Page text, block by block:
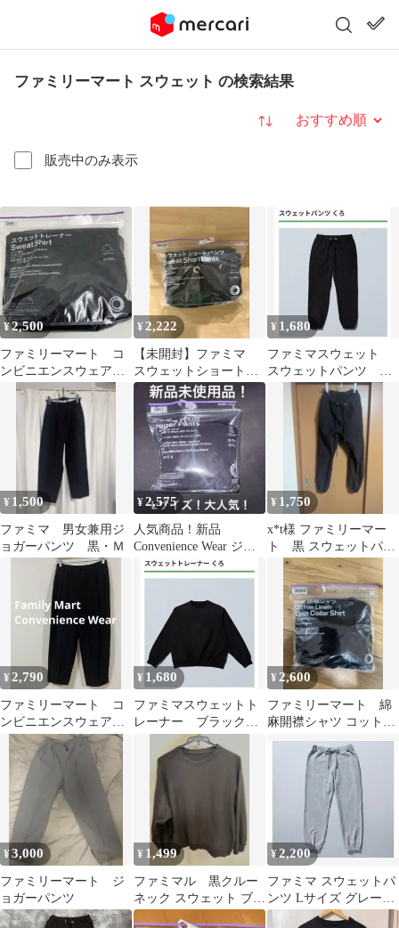
ファミリーマート スウェット の検索結果
販売中のみ表示
並び替え
¥2,500
ファミリーマート コ
ンビニエンスウェア
スウェットトレーナ
ー 新品
¥ 2,222
【未開封】ファミマ
スウェットショートパ
ンツ Lサイズ
¥ 1,680
ファミマスウェット
スウェットパンツ M
ブラック
¥ 1,500
ファミマ 男女兼用ジ
ョガーパンツ 黒・Ｍ
¥2,575
人気商品！新品
Convenience Wear ジョ
ガーパンツ 黒 L
¥ 1,750
x*t様 ファミリーマー
ト 黒 スウェットパン
ツ M 厚手
¥2,790
ファミリーマート コ
ンビニエンスウェア
ジョガーパンツ Lサ
イズ ブラック 美品
¥ 1,680
ファミマスウェットト
レーナー ブラック
¥2,600
ファミリーマート 綿
麻開襟シャツ コット
ン リネン オープン
¥3,000
ファミリーマート ジ
ョガーパンツ
¥ 1,499
ファミマル 黒クルー
ネック スウェット ブラ
ック Lサイズ
¥2,200
ファミマ スウェットパ
ンツ Lサイズ グレーミ
ックス